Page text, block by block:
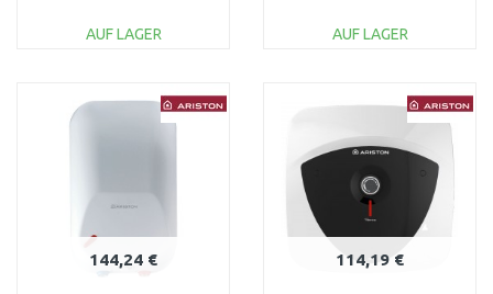
AUF LAGER
Vergleichen
AUF LAGER
Vergleichen
144,24 € 114,19 €